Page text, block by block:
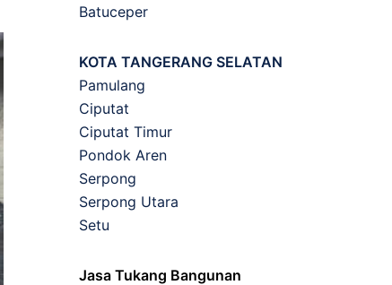
Batuceper
KOTA TANGERANG SELATAN
Pamulang
Ciputat
Ciputat Timur
Pondok Aren
Serpong
Serpong Utara
Setu
Jasa Tukang Bangunan